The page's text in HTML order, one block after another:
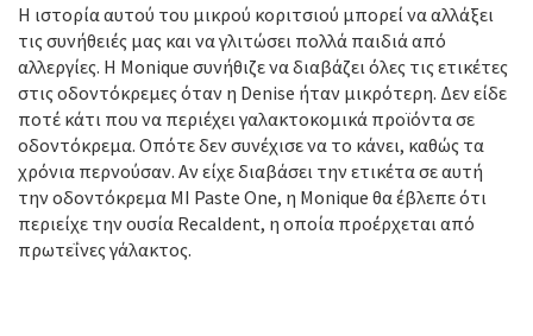
Η ιστορία αυτού του μικρού κοριτσιού μπορεί να αλλάξει
τις συνήθειές μας και να γλιτώσει πολλά παιδιά από
αλλεργίες. Η Monique συνήθιζε να διαβάζει όλες τις ετικέτες
στις οδοντόκρεμες όταν η Denise ήταν μικρότερη. Δεν είδε
ποτέ κάτι που να περιέχει γαλακτοκομικά προϊόντα σε
οδοντόκρεμα. Οπότε δεν συνέχισε να το κάνει, καθώς τα
χρόνια περνούσαν. Αν είχε διαβάσει την ετικέτα σε αυτή
την οδοντόκρεμα MI Paste One, η Monique θα έβλεπε ότι
περιείχε την ουσία Recaldent, η οποία προέρχεται από
πρωτεΐνες γάλακτος.